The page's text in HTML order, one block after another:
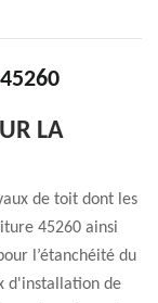
LA
de toit dont les
45260 ainsi
l’étanchéité du
d'installation de